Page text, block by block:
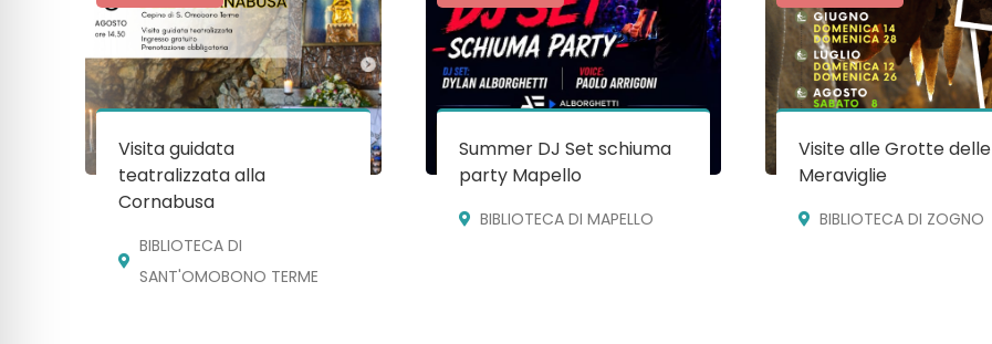
Visita guidata
teatralizzata alla
Cornabusa
BIBLIOTECA DI
SANT'OMOBONO TERME
Summer DJ Set schiuma
party Mapello
BIBLIOTECA DI MAPELLO
Visite alle Grotte delle
Meraviglie
BIBLIOTECA DI ZOGNO